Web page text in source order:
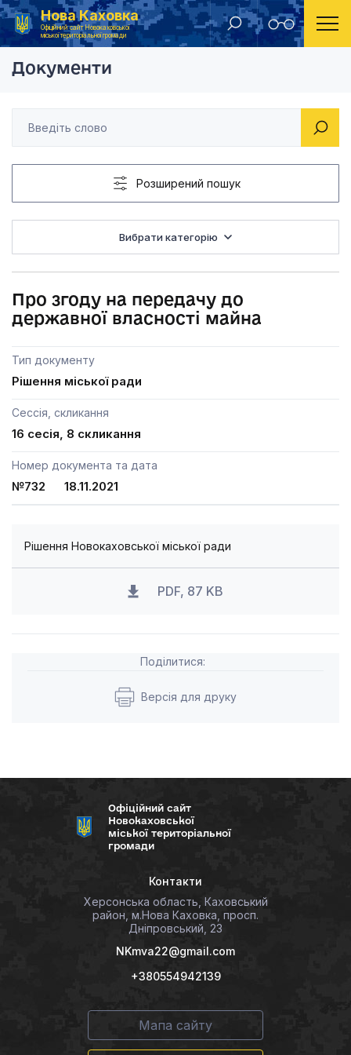
Нова Каховка
Офіційний сайт Новокаховської
міської територіальної громади
Головна Рішення Новокаховської міської ради 2021 рік Про згоду на
Документи
Розширений пошук
Вибрати категорію
Про згоду на передачу до
державної власності майна
Тип документу
Рішення міської ради
Сессія, скликання
16 сесія, 8 скликання
Номер документа та дата
№732 18.11.2021
Рішення Новокаховської міської ради
PDF, 87 KB
Поділитися:
Версія для друку
Офіційний сайт
Новокаховської
міської територіальної
громади
Контакти
Херсонська область, Каховський
район, м.Нова Каховка, просп.
Дніпровський, 23
NKmva22@gmail.com
+380554942139
Мапа сайту